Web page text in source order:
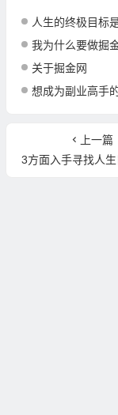
人生的终极目标
我为什么要做掘
关于掘金网
想成为副业高手
上一篇
3方面入手寻找人生目标